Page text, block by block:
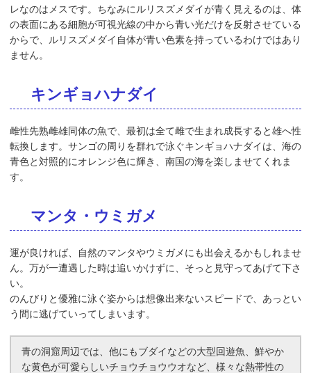
レなのはメスです。ちなみにルリスズメダイが青く見えるのは、体
の表面にある細胞が可視光線の中から青い光だけを反射させている
からで、ルリスズメダイ自体が青い色素を持っているわけではあり
ません。
キンギョハナダイ
雌性先熟雌雄同体の魚で、最初は全て雌で生まれ成長すると雄へ性
転換します。サンゴの周りを群れで泳ぐキンギョハナダイは、海の
青色と対照的にオレンジ色に輝き、南国の海を楽しませてくれま
す。
マンタ・ウミガメ
運が良ければ、自然のマンタやウミガメにも出会えるかもしれませ
ん。万が一遭遇した時は追いかけずに、そっと見守ってあげて下さ
い。
のんびりと優雅に泳ぐ姿からは想像出来ないスピードで、あっとい
う間に逃げていってしまいます。
青の洞窟周辺では、他にもブダイなどの大型回遊魚、鮮やか
な黄色が可愛らしいチョウチョウウオなど、様々な熱帯性の